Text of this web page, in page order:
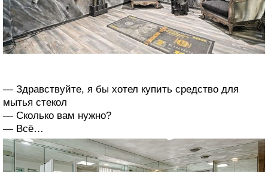
— Здравствуйте, я бы хотел купить средство для
мытья стекол
— Сколько вам нужно?
— Всё…